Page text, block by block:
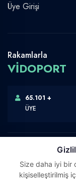
Üye Girişi
Rakamlarla
VİDOPORT
65.101 +
ÜYE
Telif Hakkı © 2026
Size daha iyi bir
kişiselleştirilmiş